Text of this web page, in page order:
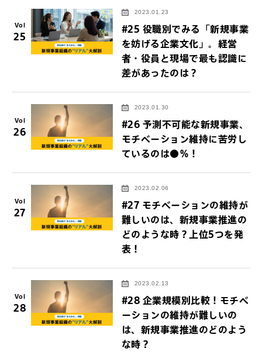
Vol
25
2023.01.23
#25 役職別でみる「新規事業
を妨げる企業文化」。経営
者・役員と現場で最も認識に
差があったのは？
Vol
26
2023.01.30
#26 予測不可能な新規事業、
モチベーション維持に苦労し
ているのは●％！
Vol
27
2023.02.06
#27 モチベーションの維持が
難しいのは、新規事業推進の
どのような時？上位5つを発
表！
Vol
28
2023.02.13
#28 企業規模別比較！モチベ
ーションの維持が難しいの
は、新規事業推進のどのよう
な時？